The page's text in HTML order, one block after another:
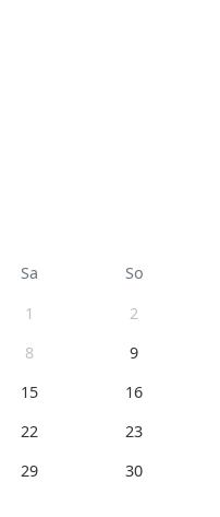
Sa
So
1
2
8
9
15
16
22
23
29
30